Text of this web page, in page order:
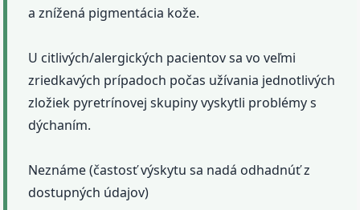
a znížená pigmentácia kože.
U citlivých/alergických pacientov sa vo veľmi
zriedkavých prípadoch počas užívania jednotlivých
zložiek pyretrínovej skupiny vyskytli problémy s
dýchaním.
Neznáme (častosť výskytu sa nadá odhadnúť z
dostupných údajov)